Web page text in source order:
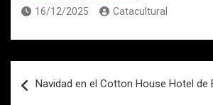
16/12/2025 Catacultural
de
Navidad en el Cotton House Hotel de